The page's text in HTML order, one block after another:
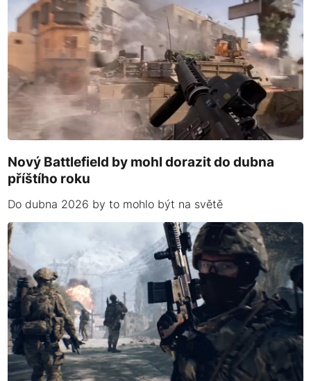
Nový Battlefield by mohl dorazit do dubna
příštího roku
Do dubna 2026 by to mohlo být na světě